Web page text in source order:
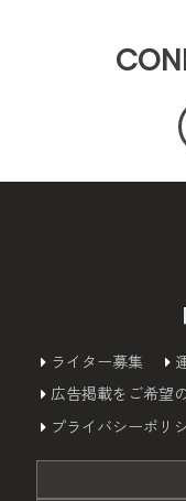
ライター募集
広告掲載をご希望
プライバシーポリ